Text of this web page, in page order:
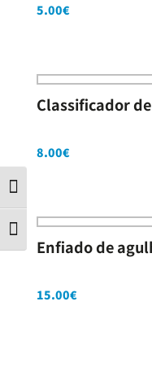
Contraste
Tamanho da letra
5.00€
8.00€
Enfiado de
15.00€